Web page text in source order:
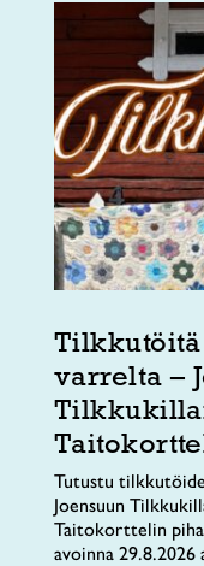
varrelta –
Tutustu
Joensuun
Taitokorttelin
avoinna 29.8.2026